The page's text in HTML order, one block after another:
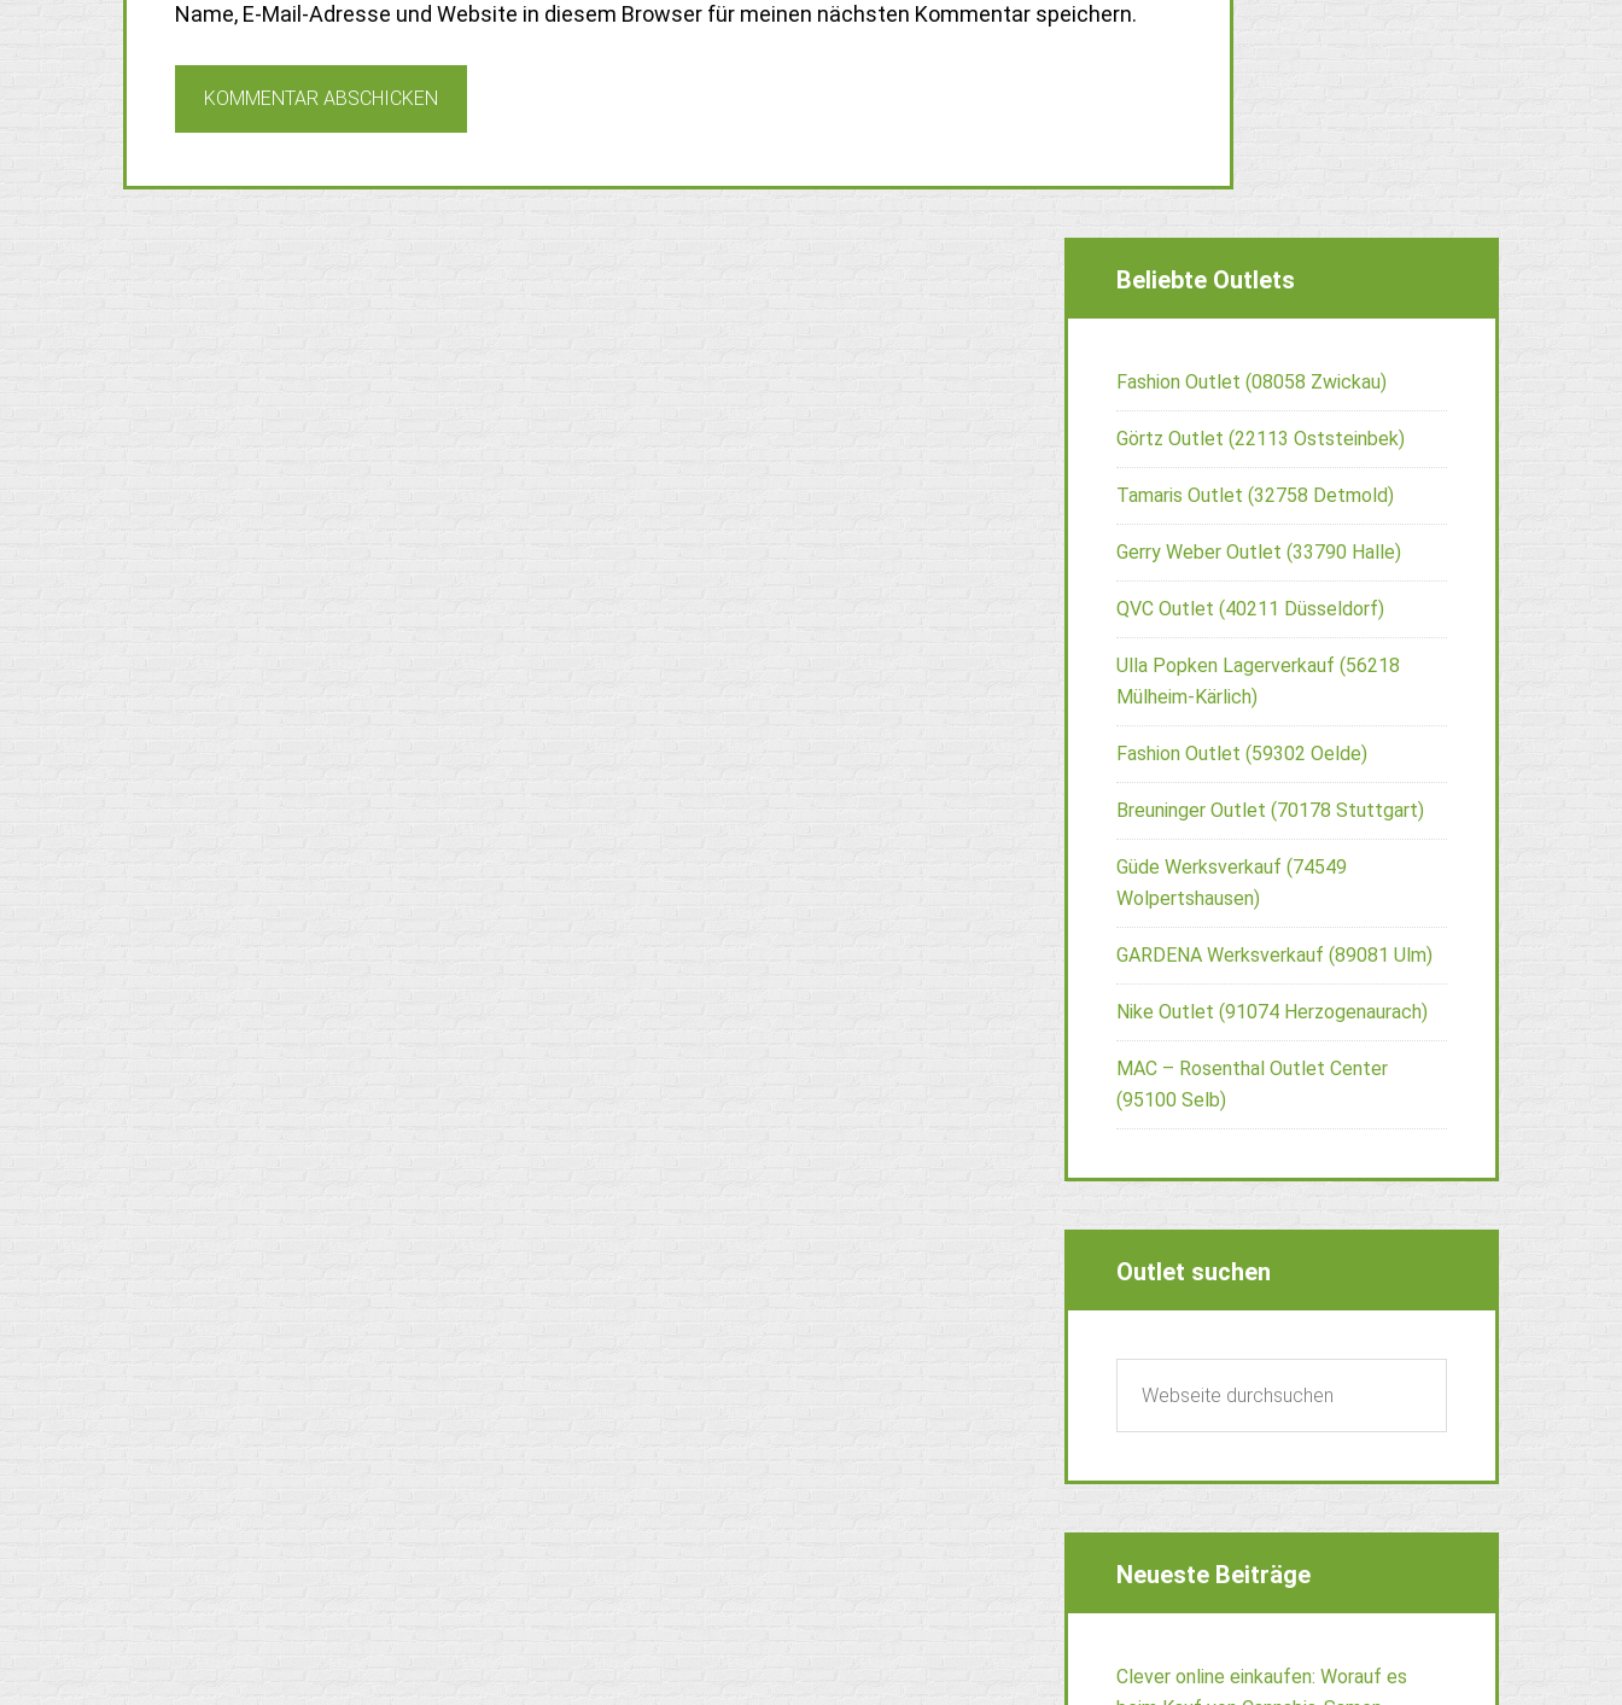
Name, E-Mail-Adresse und Website in diesem Browser für meinen nächsten Kommentar speichern.
Beliebte Outlets
Fashion Outlet (08058 Zwickau)
Görtz Outlet (22113 Oststeinbek)
Tamaris Outlet (32758 Detmold)
Gerry Weber Outlet (33790 Halle)
QVC Outlet (40211 Düsseldorf)
Ulla Popken Lagerverkauf (56218
Mülheim-Kärlich)
Fashion Outlet (59302 Oelde)
Breuninger Outlet (70178 Stuttgart)
Güde Werksverkauf (74549
Wolpertshausen)
GARDENA Werksverkauf (89081 Ulm)
Nike Outlet (91074 Herzogenaurach)
MAC – Rosenthal Outlet Center
(95100 Selb)
Outlet suchen
Neueste Beiträge
Clever online einkaufen: Worauf es